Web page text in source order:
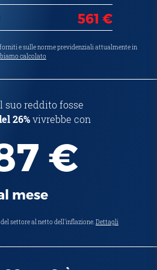
561 €
e sulle norme previdenziali attualmente in
calcolato
suo reddito fosse
26%vivrebbe con
€
mese
settore al netto dell'inflazione.Dettagli